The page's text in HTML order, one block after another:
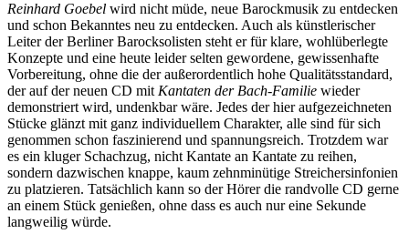
Reinhard Goebel wird nicht müde, neue Barockmusik zu entdecken
und schon Bekanntes neu zu entdecken. Auch als künstlerischer
Leiter der Berliner Barocksolisten steht er für klare, wohlüberlegte
Konzepte und eine heute leider selten gewordene, gewissenhafte
Vorbereitung, ohne die der außerordentlich hohe Qualitätsstandard,
der auf der neuen CD mit Kantaten der Bach-Familie wieder
demonstriert wird, undenkbar wäre. Jedes der hier aufgezeichneten
Stücke glänzt mit ganz individuellem Charakter, alle sind für sich
genommen schon faszinierend und spannungsreich. Trotzdem war
es ein kluger Schachzug, nicht Kantate an Kantate zu reihen,
sondern dazwischen knappe, kaum zehnminütige Streichersinfonien
zu platzieren. Tatsächlich kann so der Hörer die randvolle CD gerne
an einem Stück genießen, ohne dass es auch nur eine Sekunde
langweilig würde.